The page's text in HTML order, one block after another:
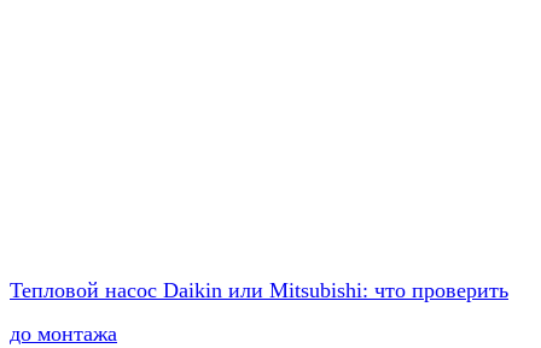
Тепловой насос Daikin или Mitsubishi: что проверить
до монтажа